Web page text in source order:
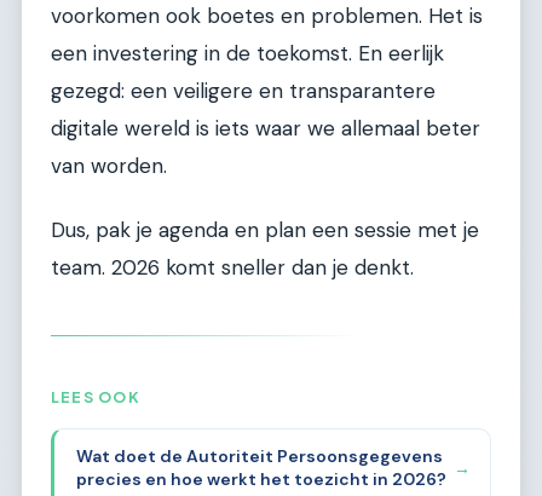
voorkomen ook boetes en problemen. Het is
een investering in de toekomst. En eerlijk
gezegd: een veiligere en transparantere
digitale wereld is iets waar we allemaal beter
van worden.
Dus, pak je agenda en plan een sessie met je
team. 2026 komt sneller dan je denkt.
LEES OOK
Wat doet de Autoriteit Persoonsgegevens
precies en hoe werkt het toezicht in 2026?
→